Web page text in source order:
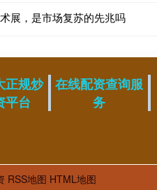
展，是市场复苏的先兆吗
正规炒
平台
在线配资查询服
务
RSS地图 HTML地图